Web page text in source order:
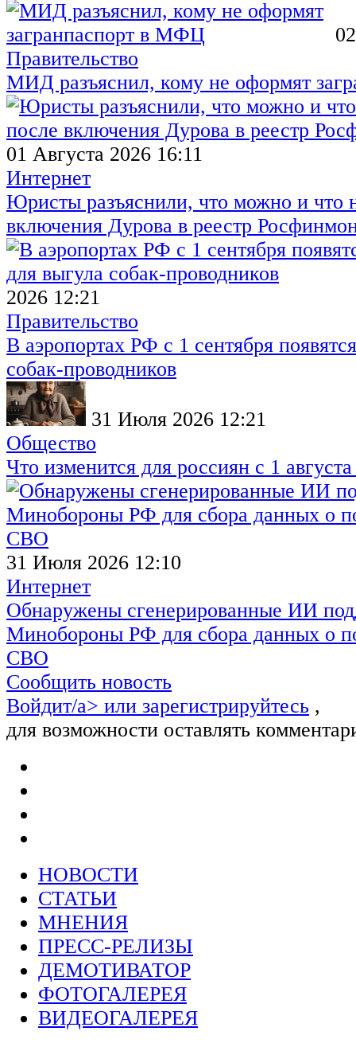
Правительство
МИД разъяснил, кому не оформят
01 Августа 2026 16:11
Интернет
Юристы разъяснили, что можно и что
включения Дурова в реестр
2026 12:21
Правительство
В аэропортах РФ с 1 сентября
собак-проводников
31 Июля 2026 12:21
Общество
Что изменится для россиян с 1
31 Июля 2026 12:10
Интернет
Обнаружены сгенерированные ИИ
Минобороны РФ для сбора данных о
СВО
Сообщить новость
Войдит/a> или зарегистрируйтесь ,
для возможности оставлять
НОВОСТИ
СТАТЬИ
МНЕНИЯ
ПРЕСС-РЕЛИЗЫ
ДЕМОТИВАТОР
ФОТОГАЛЕРЕЯ
ВИДЕОГАЛЕРЕЯ